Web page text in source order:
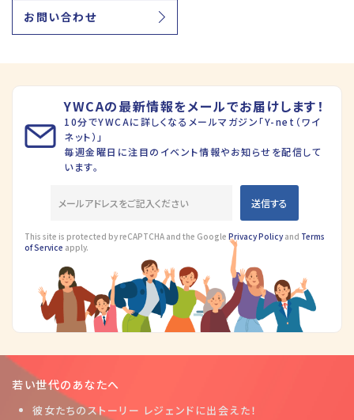
お問い合わせ
YWCAの最新情報をメールでお届けします！
10分でYWCAに詳しくなるメールマガジン「Y-net（ワイ
ネット）」
毎週金曜日に注目のイベント情報やお知らせを配信して
います。
This site is protected by reCAPTCHA and the Google Privacy Policyand Terms
of Service apply.
若い世代のあなたへ
彼女たちのストーリー レジェンドに出会えた！